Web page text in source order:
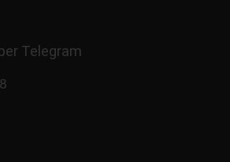
Telegram